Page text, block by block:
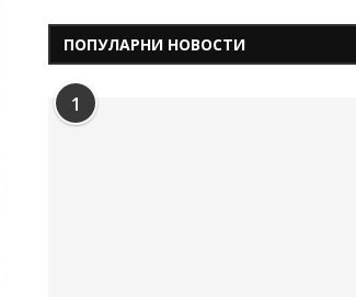
ПОПУЛАРНИ НОВОСТИ
1